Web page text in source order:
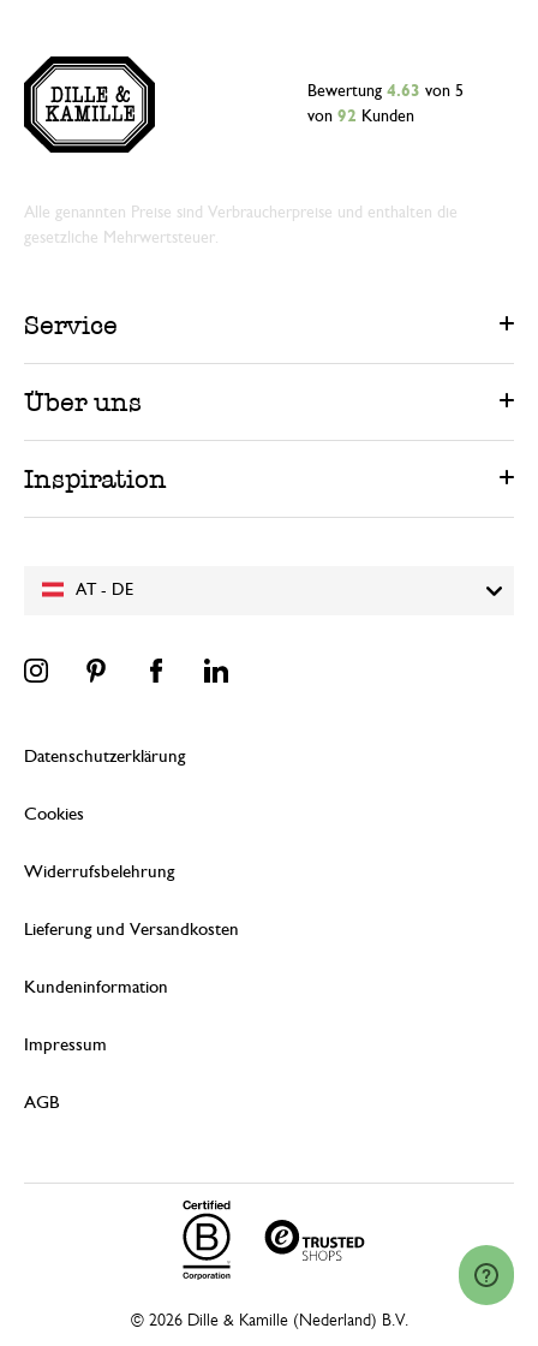
AT - DE
Bewertung 4.63 von 5
von 92 Kunden
Alle genannten Preise sind Verbraucherpreise und enthalten die
gesetzliche Mehrwertsteuer.
Service
Über uns
Inspiration
Datenschutzerklärung
Cookies
Widerrufsbelehrung
Lieferung und Versandkosten
Kundeninformation
Impressum
AGB
© 2026 Dille & Kamille (Nederland) B.V.